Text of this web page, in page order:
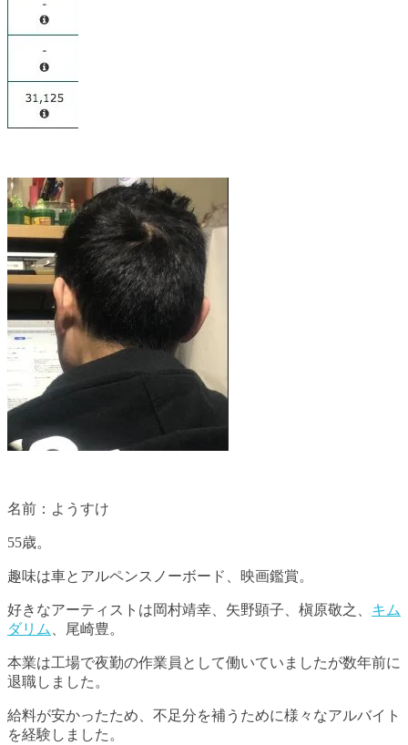
名前：ようすけ
55歳。
趣味は車とアルペンスノーボード、映画鑑賞。
好きなアーティストは岡村靖幸、矢野顕子、槇原敬之、 キム
ダリム
、尾崎豊。
本業は工場で夜勤の作業員として働いていましたが数年前に
退職しました。
給料が安かったため、不足分を補うために様々なアルバイト
を経験しました。